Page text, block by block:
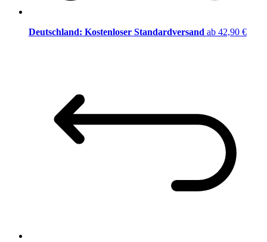
Deutschland: Kostenloser Standardversand ab 42,90 €